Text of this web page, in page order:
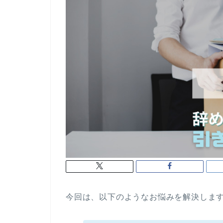
今回は、以下のようなお悩みを解決しま